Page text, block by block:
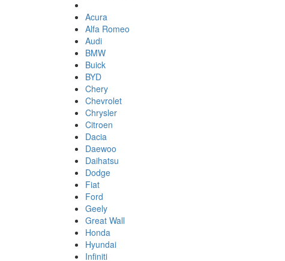
Acura
Alfa Romeo
Audi
BMW
Buick
BYD
Chery
Chevrolet
Chrysler
Citroen
Dacia
Daewoo
Daihatsu
Dodge
Fiat
Ford
Geely
Great Wall
Honda
Hyundai
Infiniti